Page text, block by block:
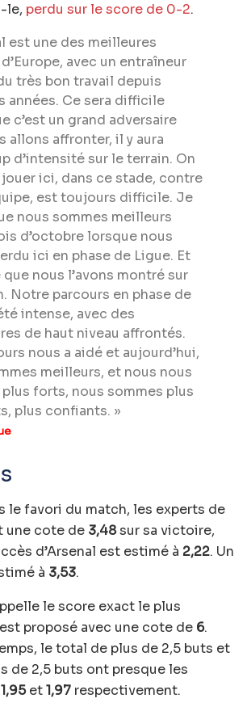
le, perdu sur le score de 0-2.
est une des meilleures
avec un entraîneur
très bon travail depuis
années. Ce sera difficile
c’est un grand adversaire
allons affronter, il y aura
d’intensité sur le terrain. On
ici, dans ce stade, contre
est toujours difficile. Je
nous sommes meilleurs
d’octobre lorsque nous
ici en phase de Ligue. Et
que nous l’avons montré sur
Notre parcours en phase de
intense, avec des
de haut niveau affrontés.
nous a aidé et aujourd’hui,
meilleurs, et nous nous
forts, nous sommes plus
plus confiants. »
le favori du match, les experts de
une cote de 3,48sur sa victoire,
d’Arsenal est estimé à 2,22. Un
à 3,53.
le score exact le plus
proposé avec une cote de 6.
le total de plus de 2,5 buts et
de 2,5 buts ont presque les
1,95et1,97 respectivement.